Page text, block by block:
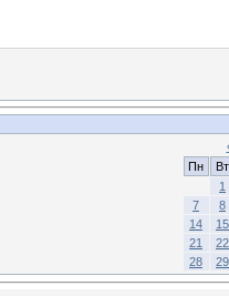
Пн
Вт
1
7
8
14
15
21
22
28
29